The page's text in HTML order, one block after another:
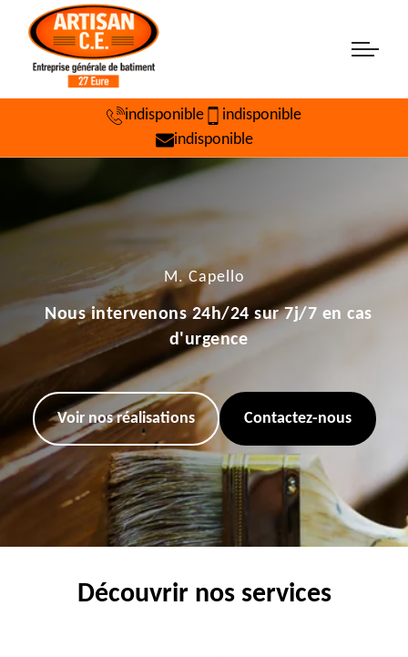
indisponible
indisponible
indisponible
M. Capello
Nous intervenons 24h/24 sur 7j/7 en cas
d'urgence
Voir nos réalisations Contactez-nous
Découvrir nos services